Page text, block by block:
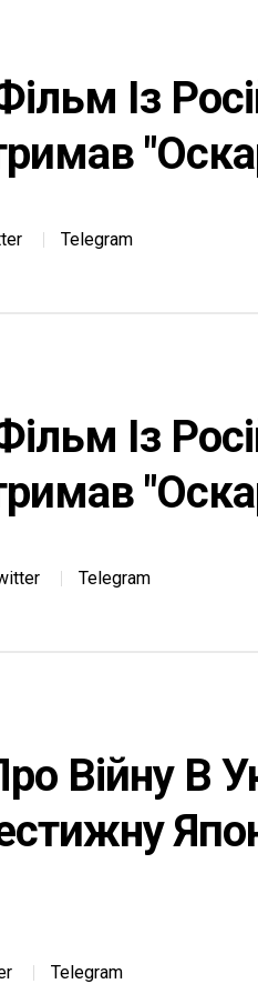
Із
Telegram
Із
Telegram
Війну В
Telegram